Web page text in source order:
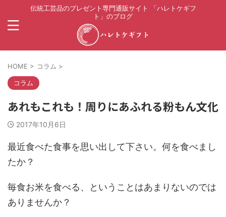
伝統工芸品のプレゼント専門通販サイト 「ハレトケギフ
ト」のブログ
HOME > コラム >
コラム
あれもこれも！周りにあふれる粉もん文化
2017年10月6日
最近食べた食事を思い出して下さい。何を食べまし
たか？
毎食お米を食べる、ということはあまりないのでは
ありませんか？